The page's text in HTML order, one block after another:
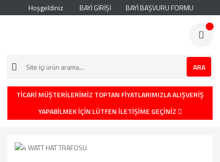
Hoşgeldiniz BAYİ GİRİŞİ BAYİ BAŞVURU FORMU
ARA
TİCARİ MÜŞTERİLERİMİZ TOPTAN FİYATLARIMIZLA ALIŞVERİŞ
YAPABİLMEK İÇİN LÜTFEN İLETİŞİME GEÇİNİZ